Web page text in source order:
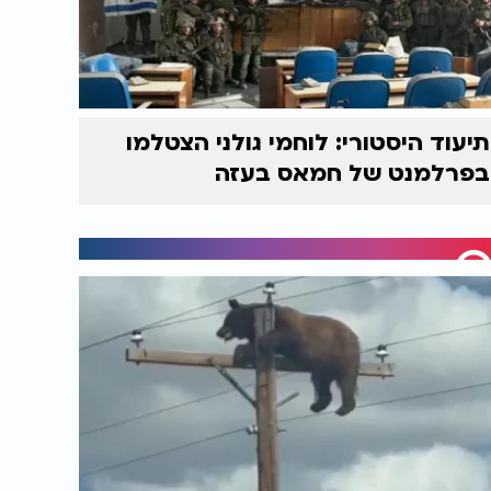
תיעוד היסטורי: לוחמי גולני הצטלמו
בפרלמנט של חמאס בעזה